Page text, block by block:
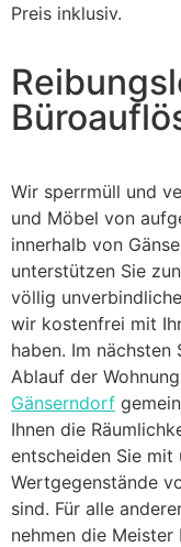
Preis inklusiv.
Wir sperrmüll und
und Möbel von
innerhalb von
unterstützen Sie
völlig
wir kostenfrei mit
haben. Im
Ablauf der
Gänserndorf
Ihnen die
entscheiden Sie mit
Wertgegenstände
sind. Für alle
nehmen die